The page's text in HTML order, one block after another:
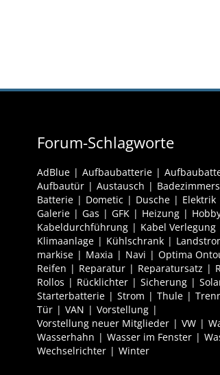
Forum-Schlagworte
AdBlue Aufbaubatterie
Aufbautür
Austausch
Batterie
Dometic Dusche Elektrik
Galerie
Gas GFK Heizung
Kabeldurchführung
Kabel Verlegung
Klimaanlage
Kühlschrank
markise
Maxia Navi Optima
Reifen
Reparatur Reparatursatz
Rollos
Rücklichter Sicherung
Starterbatterie
Strom Thule
Tür
VAN
Vorstellung
Vorstellung neuer Mitglieder
VW
Wasserhahn
Wasser im Fenster
Wechselrichter
Winter